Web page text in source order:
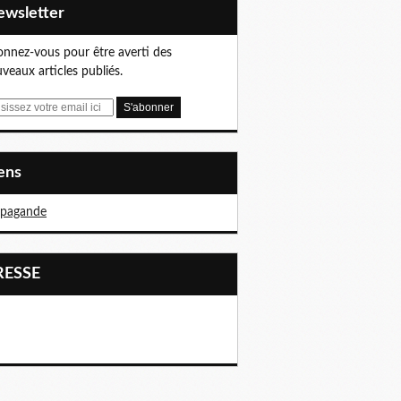
vous pour être averti des
articles publiés.